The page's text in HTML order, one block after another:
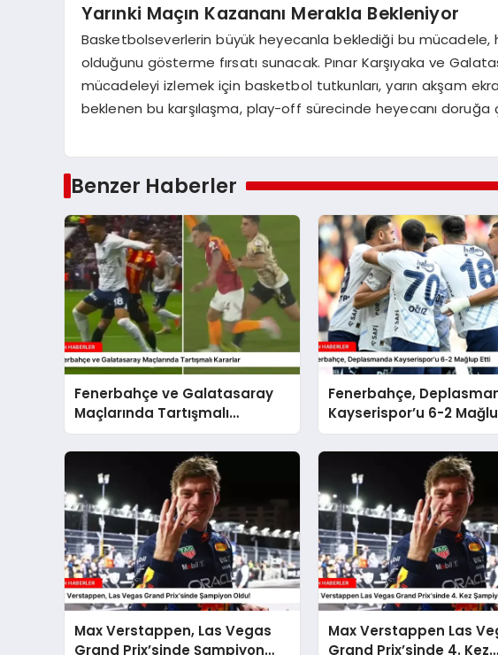
Yarınki Maçın Kazananı Merakla Bekleniyor
Basketbolseverlerin büyük heyecanla beklediği bu mücadele,
olduğunu gösterme fırsatı sunacak. Pınar Karşıyaka ve
mücadeleyi izlemek için basketbol tutkunları, yarın akşam
beklenen bu karşılaşma, play-off sürecinde heyecanı doruğa
Benzer Haberler
Fenerbahçe ve Galatasaray
Maçlarında Tartışmalı
Kararlar
Fenerbahçe,
Kayserispor’u 6-2
Max Verstappen, Las Vegas
Grand Prix’sinde Şampiyon
Max Verstappen Las
Grand Prix’sinde 4. Kez